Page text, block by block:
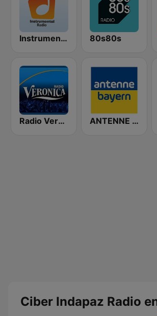
Instrumental radio 80s80s
Radio Veronica ANTENNE BAYERN
Ciber Indapaz Radio